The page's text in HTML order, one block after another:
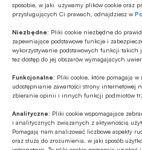
sposobie, w jaki używamy plików cookie oraz
przysługujących Ci prawach, odnajdziesz w
Niezbędne: Pliki cookie niezbędne do
zapewniające podstawowe funkcje i
wykorzystywanie podstawowych funkcji
tez dostęp do jej obszarów wymagających
Funkcjonalne: Pliki cookie, które pomagają
udostępnianie zawartości strony internetowej
zbieranie opinii i innych funkcji podmiotów
Analityczne: Pliki cookie wspomagające
i analitycznych związanych z aktywnością
Pomagają nam analizować liczbowe aspekty
oraz służą do zrozumienia, w jaki sposób
euro. Podobne ceny
Udostępnij